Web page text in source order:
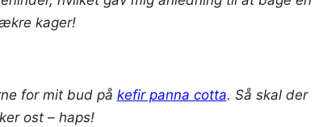
kager!
for mit bud på kefir panna cotta. Så skal der
ost – haps!